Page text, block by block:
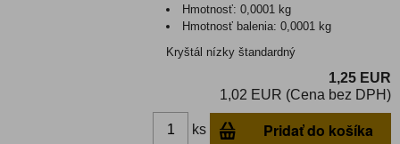
Hmotnosť:0,0001 kg
Hmotnosť balenia:0,0001 kg
Kryštál nízky štandardný
1,25 EUR
1,02 EUR (Cena bez DPH)
ks Pridať do košíka